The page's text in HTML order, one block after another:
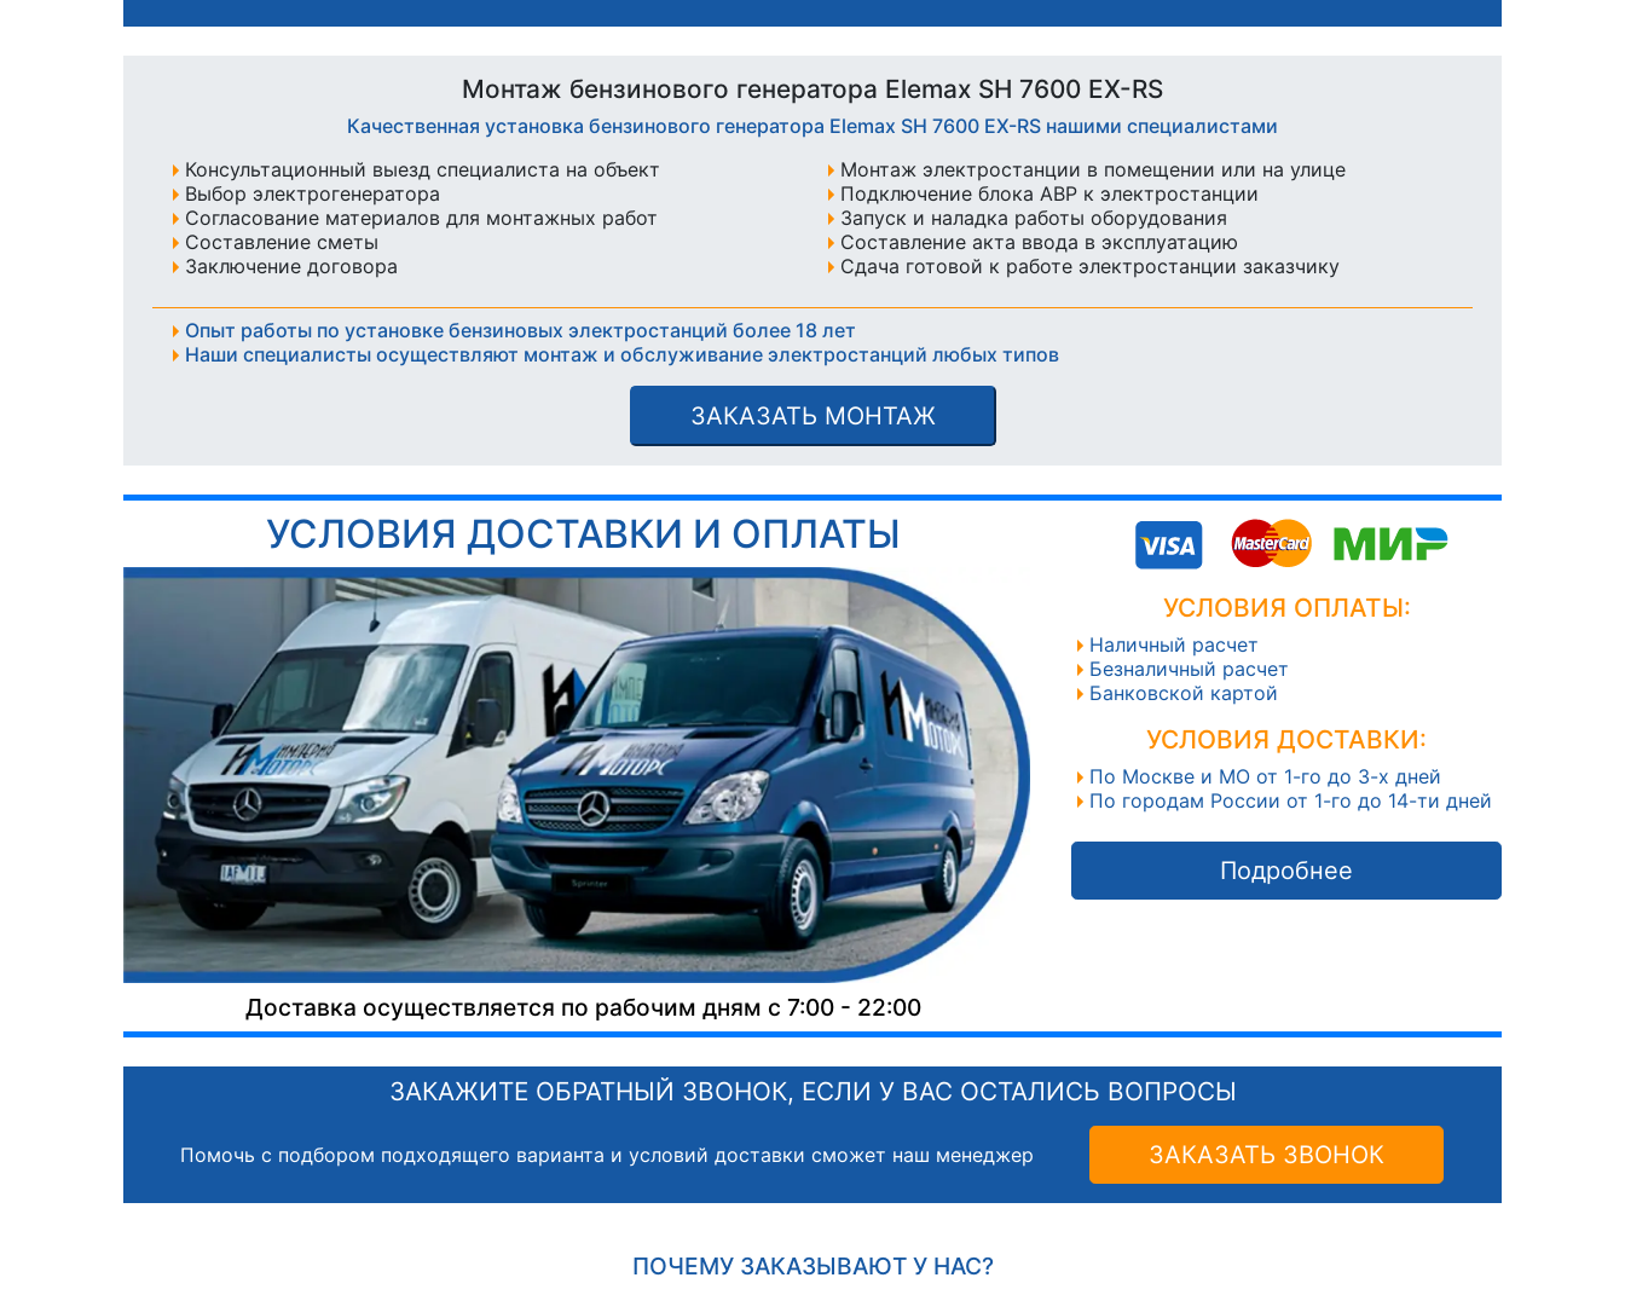
Монтаж бензинового генератора Elemax SH 7600 EX-RS
Качественная установка бензинового генератора Elemax SH 7600 EX-RS нашими специалистами
Консультационный выезд специалиста на объект
Выбор электрогенератора
Согласование материалов для монтажных работ
Составление сметы
Заключение договора
Монтаж электростанции в помещении или на улице
Подключение блока АВР к электростанции
Запуск и наладка работы оборудования
Составление акта ввода в эксплуатацию
Сдача готовой к работе электростанции заказчику
Опыт работы по установке бензиновых электростанций более 18 лет
Наши специалисты осуществляют монтаж и обслуживание электростанций любых типов
ЗАКАЗАТЬ МОНТАЖ
УСЛОВИЯ ДОСТАВКИ И ОПЛАТЫ
Доставка осуществляется по рабочим дням с 7:00 - 22:00
УСЛОВИЯ ОПЛАТЫ:
Наличный расчет
Безналичный расчет
Банковской картой
УСЛОВИЯ ДОСТАВКИ:
По Москве и МО от 1-го до 3-х дней
По городам России от 1-го до 14-ти дней
Подробнее
ЗАКАЖИТЕ ОБРАТНЫЙ ЗВОНОК, ЕСЛИ У ВАС ОСТАЛИСЬ ВОПРОСЫ
Помочь с подбором подходящего варианта и условий доставки сможет наш менеджер ЗАКАЗАТЬ ЗВОНОК
ПОЧЕМУ ЗАКАЗЫВАЮТ У НАС?